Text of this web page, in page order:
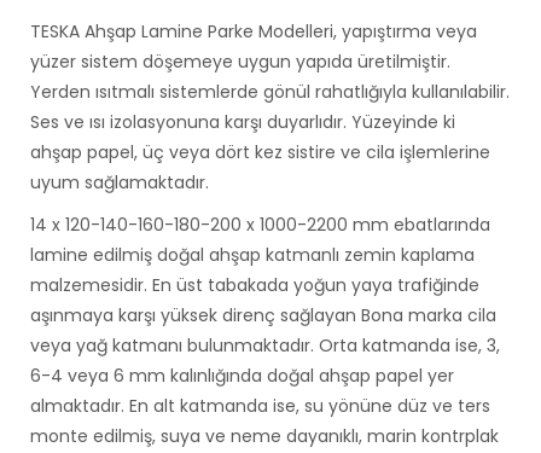
TESKA Ahşap Lamine Parke Modelleri, yapıştırma veya
yüzer sistem döşemeye uygun yapıda üretilmiştir.
Yerden ısıtmalı sistemlerde gönül rahatlığıyla kullanılabilir.
Ses ve ısı izolasyonuna karşı duyarlıdır. Yüzeyinde ki
ahşap papel, üç veya dört kez sistire ve cila işlemlerine
uyum sağlamaktadır.
14 x 120-140-160-180-200 x 1000-2200 mm ebatlarında
lamine edilmiş doğal ahşap katmanlı zemin kaplama
malzemesidir. En üst tabakada yoğun yaya trafiğinde
aşınmaya karşı yüksek direnç sağlayan Bona marka cila
veya yağ katmanı bulunmaktadır. Orta katmanda ise, 3,
6-4 veya 6 mm kalınlığında doğal ahşap papel yer
almaktadır. En alt katmanda ise, su yönüne düz ve ters
monte edilmiş, suya ve neme dayanıklı, marin kontrplak